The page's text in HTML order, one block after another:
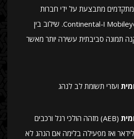
מתבצעת על ידי חברות
תמונה סביבתית עשירה יותר מאשר
ועזרי תשומת לב לנהג
(AEB) מזהה הולכי רגל ורכבים
ואז מפעילה בלימה אם הנהג לא